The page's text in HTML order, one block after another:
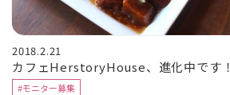
2018.2.21
カフェHerstoryHouse、進化中です！
#モニター募集